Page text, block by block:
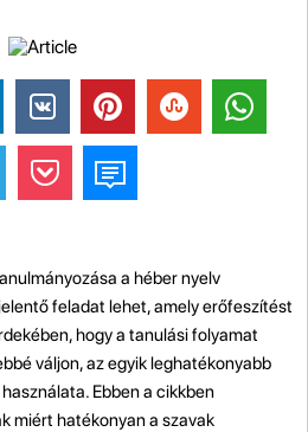
a héber nyelv
feladat lehet, amely erőfeszítést
hogy a tanulási folyamat
váljon, az egyik leghatékonyabb
Ebben a cikkben
miért hatékonyan a szavak